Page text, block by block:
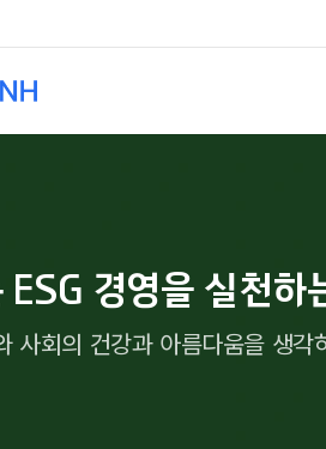
ESG 경영을 실천하
사회의 건강과 아름다움을 생각